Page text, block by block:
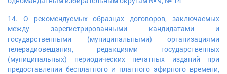
14. О рекомендуемых образцах договоров, заключаемых
между зарегистрированными кандидатами и
государственными (муниципальными) организациями
телерадиовещания, редакциями государственных
(муниципальных) периодических печатных изданий при
предоставлении бесплатного и платного эфирного времени,